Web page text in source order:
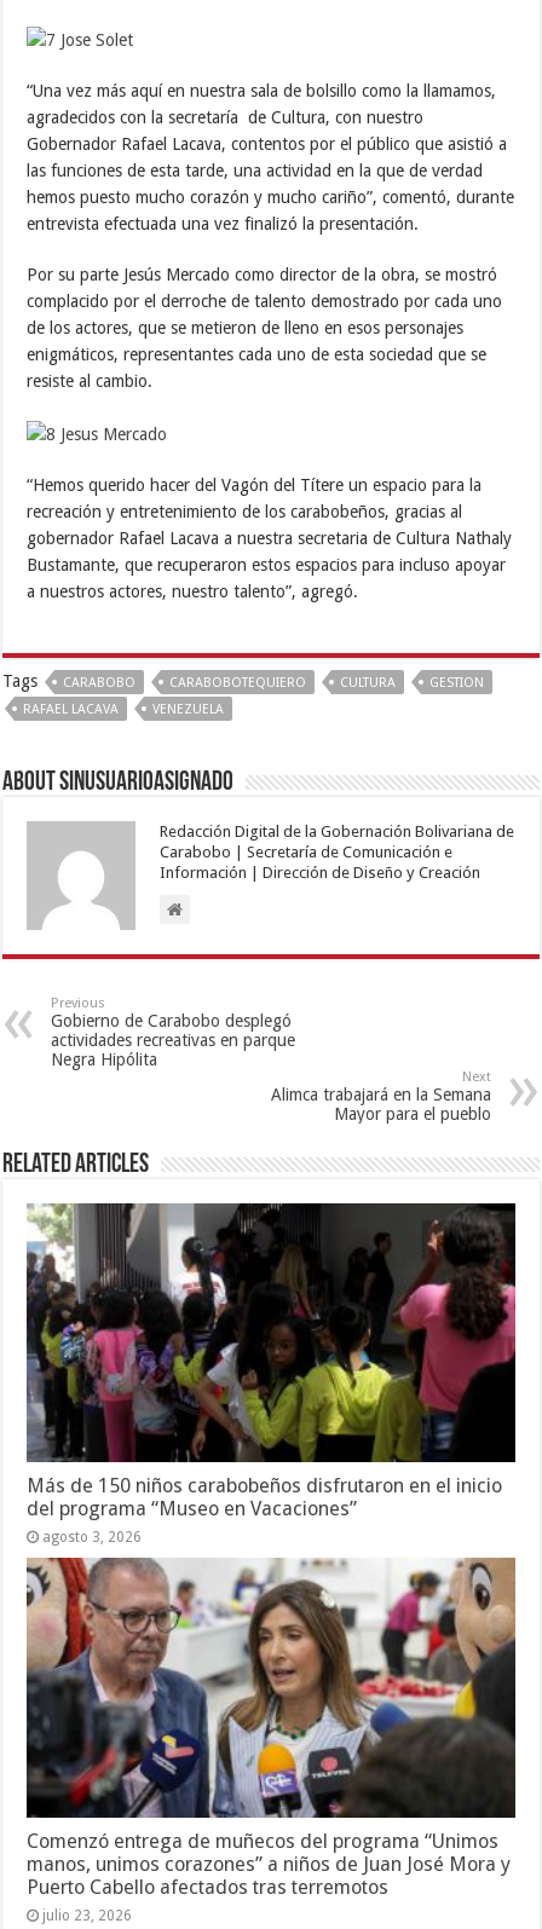
“Una vez más aquí en nuestra sala de bolsillo como la llamamos,
agradecidos con la secretaría de Cultura, con nuestro
Gobernador Rafael Lacava, contentos por el público que asistió a
las funciones de esta tarde, una actividad en la que de verdad
hemos puesto mucho corazón y mucho cariño”, comentó, durante
entrevista efectuada una vez finalizó la presentación.
Por su parte Jesús Mercado como director de la obra, se mostró
complacido por el derroche de talento demostrado por cada uno
de los actores, que se metieron de lleno en esos personajes
enigmáticos, representantes cada uno de esta sociedad que se
resiste al cambio.
“Hemos querido hacer del Vagón del Títere un espacio para la
recreación y entretenimiento de los carabobeños, gracias al
gobernador Rafael Lacava a nuestra secretaria de Cultura Nathaly
Bustamante, que recuperaron estos espacios para incluso apoyar
a nuestros actores, nuestro talento”, agregó.
Tags CARABOBO CARABOBOTEQUIERO CULTURA
GESTION
RAFAEL LACAVA
VENEZUELA
About sinusuarioasignado
Redacción Digital de la Gobernación Bolivariana de
Carabobo | Secretaría de Comunicación e
Información | Dirección de Diseño y Creación
Previous
Gobierno de Carabobo desplegó
actividades recreativas en parque
Negra Hipólita
Next
Alimca trabajará en la Semana
Mayor para el pueblo
Related Articles
Más de 150 niños carabobeños disfrutaron en el inicio
del programa “Museo en Vacaciones”
agosto 3, 2026
Comenzó entrega de muñecos del programa “Unimos
manos, unimos corazones” a niños de Juan José Mora y
Puerto Cabello afectados tras terremotos
julio 23, 2026